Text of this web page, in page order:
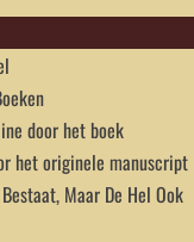
door het boek
het originele manuscript
Maar De Hel Ook